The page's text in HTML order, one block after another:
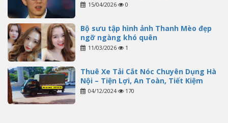
15/04/2026 0
Bộ sưu tập hình ảnh Thanh Mèo đẹp
ngỡ ngàng khó quên
11/03/2026 1
Thuê Xe Tải Cắt Nóc Chuyên Dụng Hà
Nội – Tiện Lợi, An Toàn, Tiết Kiệm
04/12/2024 170